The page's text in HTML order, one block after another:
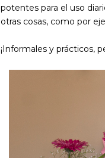
potentes para el uso
otras cosas, como por
¡Informales y prácticos,